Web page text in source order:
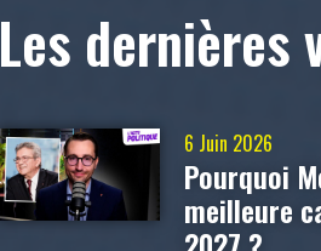
Les dernières
6 Juin 2026
Pourquoi
meilleure